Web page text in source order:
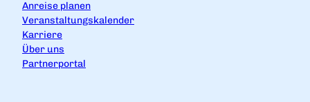
Anreise planen
Veranstaltungskalender
Karriere
Über uns
Partnerportal